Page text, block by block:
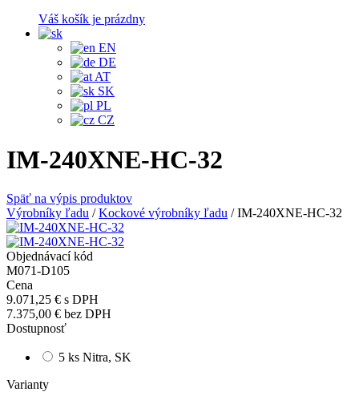
Váš košík je prázdny
EN
DE
AT
SK
PL
CZ
IM-240XNE-HC-32
Späť na výpis produktov
Výrobníky ľadu /Kockové výrobníky ľadu /IM-240XNE-HC-32
Objednávací kód
M071-D105
Cena
9.071,25 € s DPH
7.375,00 € bez DPH
Dostupnosť
5 ks Nitra, SK
Varianty